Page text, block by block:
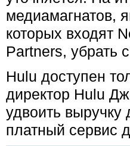
медиамагнатов,
которых входят
Partners, убрать
Hulu доступен
директор Hulu
удвоить выручку
платный сервис